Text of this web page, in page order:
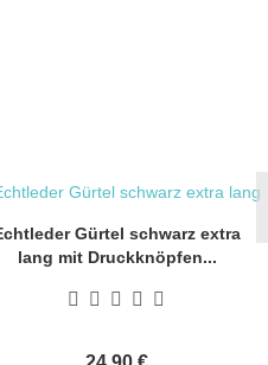
Gürtel schwarz extra
lang mit Druckknöpfen...